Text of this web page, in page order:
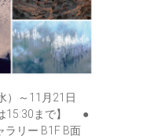
）～11月21日
は15:30まで】 ●
ラリー B1F B面